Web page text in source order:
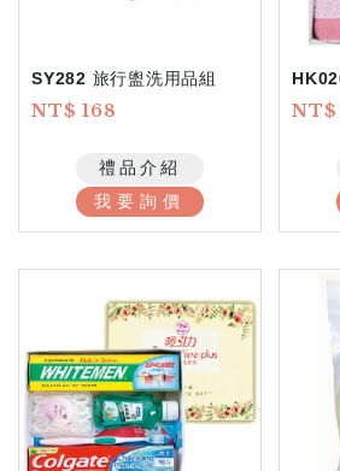
SY282 旅行盥洗用品組
NT$ 168
禮品介紹
我要詢價
NT$